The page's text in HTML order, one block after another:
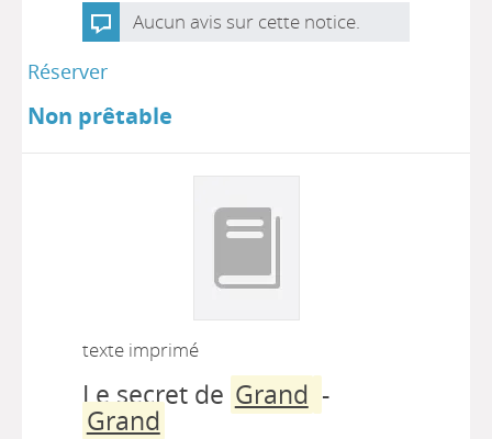
Aucun avis sur cette notice.
Réserver
Non prêtable
texte imprimé
Le secret de Grand -
Grand